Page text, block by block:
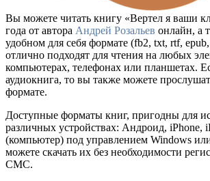
Вы можете читать книгу «Вертел я ваши
года от автора Андрей Розальев онлайн, а
удобном для себя формате (fb2, txt, rtf,
отлично подходят для чтения на любых
компьютерах, телефонах или планшетах.
аудиокнига, то вы также можете
формате.
Доступные форматы книг, пригодны для
различных устройствах: Андроид, iPhone,
(компьютер) под управлением Windows
можете скачать их без необходимости
СМС.